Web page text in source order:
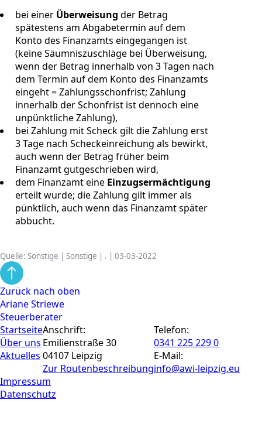
bei einer Überweisung der Betrag
spätestens am Abgabetermin auf dem
Konto des Finanzamts eingegangen ist
(keine Säumniszuschläge bei Überweisung,
wenn der Betrag innerhalb von 3 Tagen nach
dem Termin auf dem Konto des Finanzamts
eingeht = Zahlungsschonfrist; Zahlung
innerhalb der Schonfrist ist dennoch eine
unpünktliche Zahlung),
bei Zahlung mit Scheck gilt die Zahlung erst
3 Tage nach Scheckeinreichung als bewirkt,
auch wenn der Betrag früher beim
Finanzamt gutgeschrieben wird,
dem Finanzamt eine Einzugsermächtigung
erteilt wurde; die Zahlung gilt immer als
pünktlich, auch wenn das Finanzamt später
abbucht.
Quelle: Sonstige | Sonstige | . | 03-03-2022
Zurück nach oben
Ariane Striewe
Steuerberater
Startseite
Über uns
Aktuelles
Anschrift:
Emilienstraße 30
04107 Leipzig
Zur Routen­beschreibung
Telefon:
0341 225 229 0
E-Mail:
info@awi-leipzig.eu
Impressum
Datenschutz